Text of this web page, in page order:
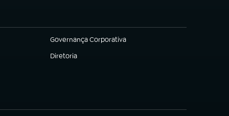
Governança Corporativa
(abre em nova aba)
Diretoria
(abre em nova aba)